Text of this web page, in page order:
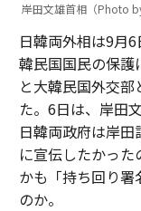
岸田文雄首相（Photo
日韓両外相は9月
韓民国国民の保護
と大韓民国外交
た。6日は、岸田
日韓両政府は岸
に宣伝したかっ
かも「持ち回り
のか。